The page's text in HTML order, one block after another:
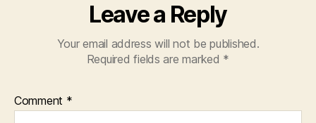
Leave a Reply
Your email address will not be published.
Required fields are marked *
Comment *